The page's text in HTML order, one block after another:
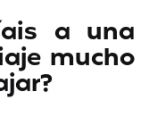
a una
mucho